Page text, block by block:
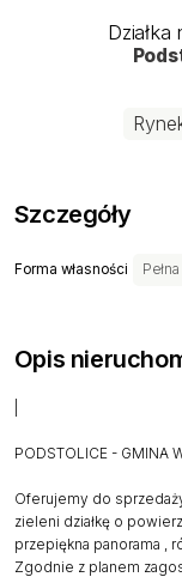
Szczegóły
Forma własności
Opis
PODSTOLICE - GMINA
Oferujemy do
zieleni działkę o
przepiękna panorama ,
Zgodnie z planem